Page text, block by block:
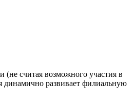
считая возможного участия в
динамично развивает филиальную